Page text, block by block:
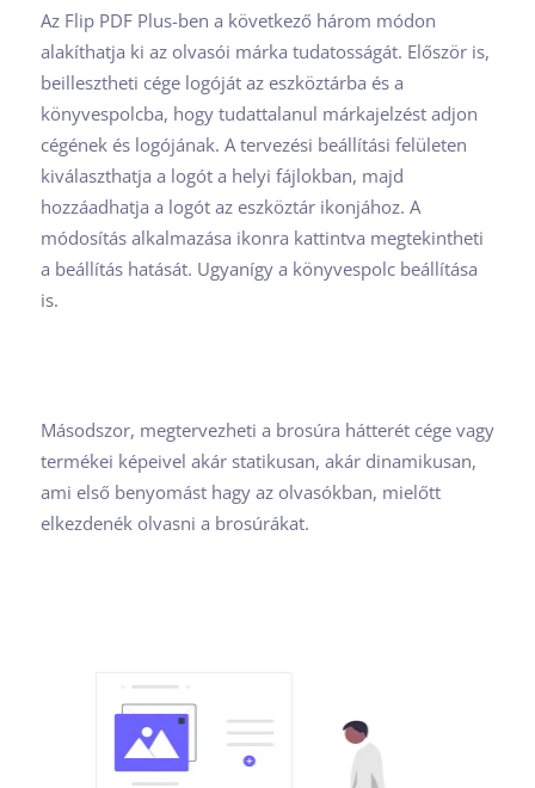
Az Flip PDF Plus-ben a következő három módon
alakíthatja ki az olvasói márka tudatosságát. Először is,
beillesztheti cége logóját az eszköztárba és a
könyvespolcba, hogy tudattalanul márkajelzést adjon
cégének és logójának. A tervezési beállítási felületen
kiválaszthatja a logót a helyi fájlokban, majd
hozzáadhatja a logót az eszköztár ikonjához. A
módosítás alkalmazása ikonra kattintva megtekintheti
a beállítás hatását. Ugyanígy a könyvespolc beállítása
is.
Másodszor, megtervezheti a brosúra hátterét cége vagy
termékei képeivel akár statikusan, akár dinamikusan,
ami első benyomást hagy az olvasókban, mielőtt
elkezdenék olvasni a brosúrákat.